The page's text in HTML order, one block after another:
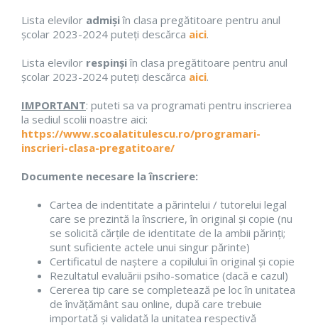
Lista elevilor admișiîn clasa pregătitoare pentru anul
școlar 2023-2024 puteți descărca aici.
Lista elevilor respinșiîn clasa pregătitoare pentru anul
școlar 2023-2024 puteți descărca aici.
IMPORTANT: puteti sa va programati pentru inscrierea
la sediul scolii noastre aici:
https://www.scoalatitulescu.ro/programari-
inscrieri-clasa-pregatitoare/
Documente necesare la înscriere:
Cartea de indentitate a părintelui / tutorelui legal
care se prezintă la înscriere, în original și copie (nu
se solicită cărțile de identitate de la ambii părinți;
sunt suficiente actele unui singur părinte)
Certificatul de naștere a copilului în original și copie
Rezultatul evaluării psiho-somatice (dacă e cazul)
Cererea tip care se completează pe loc în unitatea
de învățământ sau online, după care trebuie
importată și validată la unitatea respectivă